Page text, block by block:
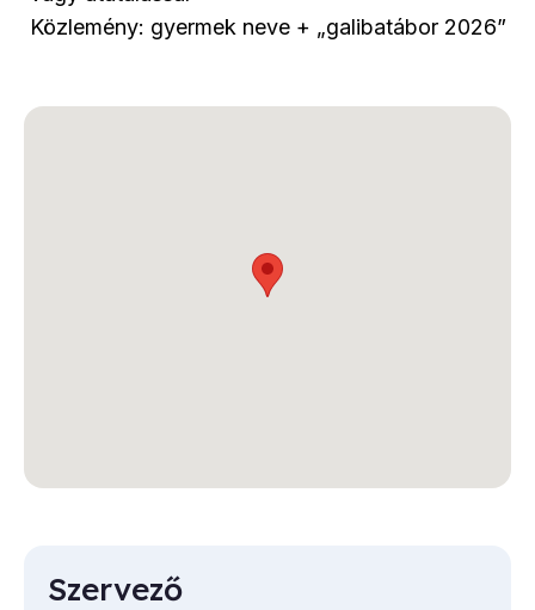
Közlemény: gyermek neve + „galibatábor 2026”
Szervező